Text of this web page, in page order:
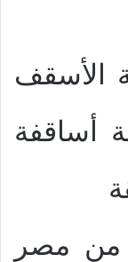
الأسقف
أساقفة
أسقفًا من مصر